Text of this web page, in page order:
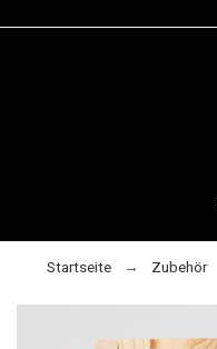
Startseite Zubehör